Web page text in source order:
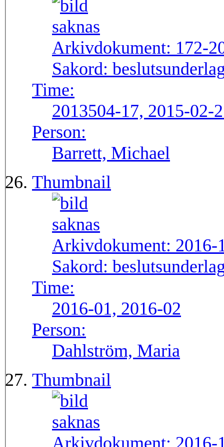
Arkivdokument: 172-
Sakord:
Time:
2013504-17, 2015-02-
Person:
Barrett, Michael
Thumbnail
Arkivdokument: 2016-
Sakord:
Time:
2016-01, 2016-02
Person:
Dahlström, Maria
Thumbnail